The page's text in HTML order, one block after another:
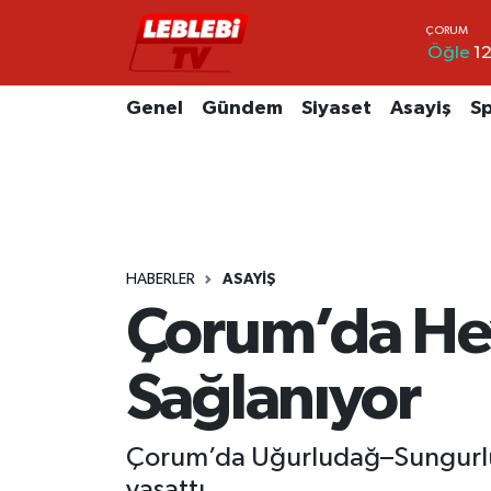
Öğle
Genel Gündem Siyaset Asayiş
HABERLER ASAYIŞ
Çorum’da
Sağlanıyor
Çorum’da
Hava Durumu
Tüm Manşetler
Son Dakika Haberleri
Haber Arşivi